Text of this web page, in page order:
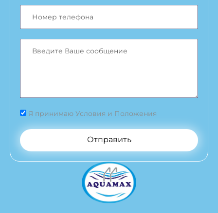
Я принимаю Условия и Положения
Отправить